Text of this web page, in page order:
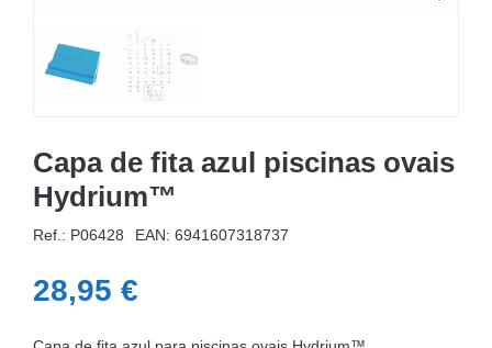
Capa de fita azul piscinas ovais
Hydrium™
Ref.: P06428 EAN: 6941607318737
28,95 €